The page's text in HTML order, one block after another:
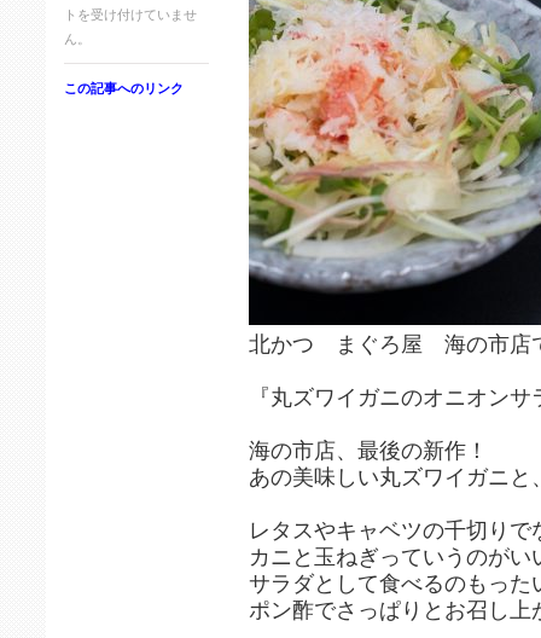
トを受け付けていませ
ん。
この記事へのリンク
北かつ まぐろ屋 海の市店
『丸ズワイガニのオニオンサ
海の市店、最後の新作！
あの美味しい丸ズワイガニと
レタスやキャベツの千切りで
カニと玉ねぎっていうのがい
サラダとして食べるのもっ
ポン酢でさっぱりとお召し